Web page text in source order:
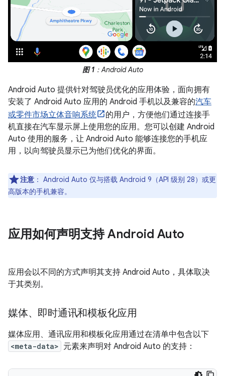
图 1：Android Auto
Android Auto 提供针对驾驶员优化的应用体验，面向拥有
安装了 Android Auto 应用的 Android 手机以及兼容的汽车
或零件市场立体音响系统
的用户，方便他们通过连接手
机直接在汽车显示屏上使用您的应用。您可以创建 Android
Auto 使用的服务，让 Android Auto 能够连接您的手机应
用，以向驾驶员显示已为他们优化的界面。
注意 ： Android Auto 仅与搭载 Android 9（API 级别 28）或更
高版本的手机兼容。
应用如何声明支持 Android Auto
应用会以不同的方式声明其支持 Android Auto，具体取决
于其类别。
媒体、即时通讯和模板化应用
媒体应用、通讯应用和模板化应用通过在清单中包含以下
<meta-data> 元素来声明对 Android Auto 的支持：